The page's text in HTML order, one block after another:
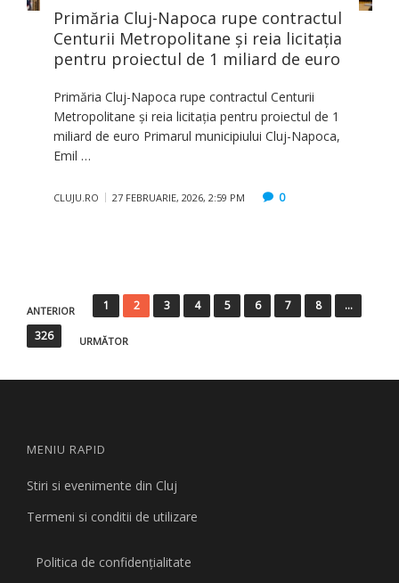
Primăria Cluj-Napoca rupe contractul
Centurii Metropolitane și reia licitația
pentru proiectul de 1 miliard de euro
Primăria Cluj-Napoca rupe contractul Centurii
Metropolitane și reia licitația pentru proiectul de 1
miliard de euro Primarul municipiului Cluj-Napoca,
Emil …
CLUJU.RO 27 FEBRUARIE, 2026, 2:59 PM 0
Paginație
articole
ANTERIOR 1 2 3 4 5 6 7 8
…
326
URMĂTOR
MENIU RAPID
Stiri si evenimente din Cluj
Termeni si conditii de utilizare
Politica de confidențialitate